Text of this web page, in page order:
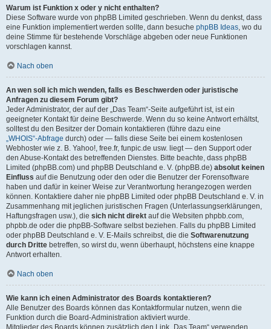
Warum ist Funktion x oder y nicht enthalten?
Diese Software wurde von phpBB Limited geschrieben. Wenn du denkst, dass
eine Funktion implementiert werden sollte, dann besuche phpBB Ideas, wo du
deine Stimme für bestehende Vorschläge abgeben oder neue Funktionen
vorschlagen kannst.
Nach oben
An wen soll ich mich wenden, falls es Beschwerden oder juristische
Anfragen zu diesem Forum gibt?
Jeder Administrator, der auf der „Das Team“-Seite aufgeführt ist, ist ein
geeigneter Kontakt für deine Beschwerde. Wenn du so keine Antwort erhältst,
solltest du den Besitzer der Domain kontaktieren (führe dazu eine
„WHOIS“-Abfrage durch) oder — falls diese Seite bei einem kostenlosen
Webhoster wie z. B. Yahoo!, free.fr, funpic.de usw. liegt — den Support oder
den Abuse-Kontakt des betreffenden Dienstes. Bitte beachte, dass phpBB
Limited (phpBB.com) und phpBB Deutschland e. V. (phpBB.de) absolut keinen
Einfluss auf die Benutzung oder den oder die Benutzer der Forensoftware
haben und dafür in keiner Weise zur Verantwortung herangezogen werden
können. Kontaktiere daher nie phpBB Limited oder phpBB Deutschland e. V. in
Zusammenhang mit jeglichen juristischen Fragen (Unterlassungserklärungen,
Haftungsfragen usw.), die sich nicht direkt auf die Websiten phpbb.com,
phpbb.de oder die phpBB-Software selbst beziehen. Falls du phpBB Limited
oder phpBB Deutschland e. V. E-Mails schreibst, die die Softwarenutzung
durch Dritte betreffen, so wirst du, wenn überhaupt, höchstens eine knappe
Antwort erhalten.
Nach oben
Wie kann ich einen Administrator des Boards kontaktieren?
Alle Benutzer des Boards können das Kontaktformular nutzen, wenn die
Funktion durch die Board-Administration aktiviert wurde.
Mitglieder des Boards können zusätzlich den Link „Das Team“ verwenden.